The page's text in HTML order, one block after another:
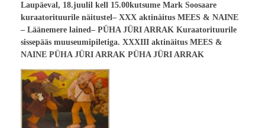
Laupäeval, 18.juulil kell 15.00kutsume Mark Soosaare
kuraatorituurile näitustel– XXX aktinäitus MEES & NAINE
– Läänemere lained– PÜHA JÜRI ARRAK Kuraatorituurile
sissepääs muuseumipiletiga. XXXIII aktinäitus MEES &
NAINE PÜHA JÜRI ARRAK PÜHA JÜRI ARRAK